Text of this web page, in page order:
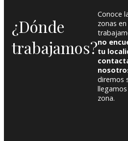
¿Dónde
trabajamos?
Conoce
zonas
no
tu
diremos
zona.